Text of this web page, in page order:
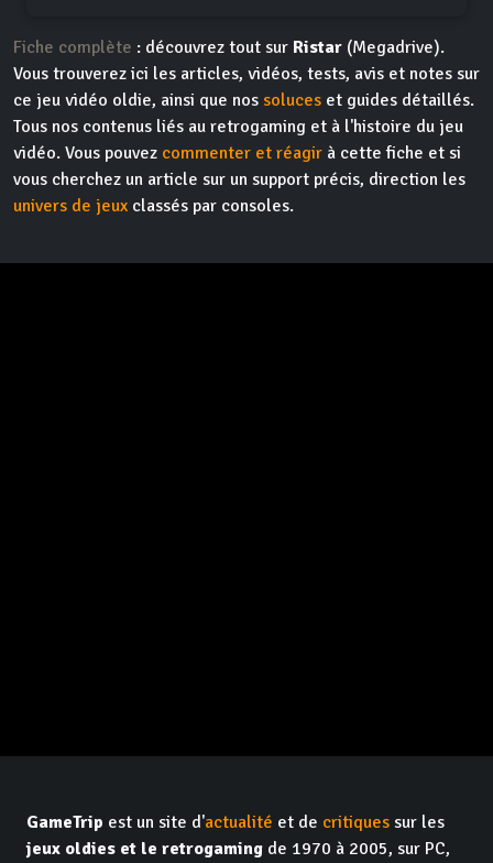
Fiche complète : découvrez tout sur Ristar (Megadrive).
Vous trouverez ici les articles, vidéos, tests, avis et notes sur
ce jeu vidéo oldie, ainsi que nos soluces et guides détaillés.
Tous nos contenus liés au retrogaming et à l'histoire du jeu
vidéo. Vous pouvez commenter et réagir à cette fiche et si
vous cherchez un article sur un support précis, direction les
univers de jeux classés par consoles.
GameTrip est un site d'actualité et de critiques sur les
jeux oldies et le retrogaming de 1970 à 2005, sur PC,